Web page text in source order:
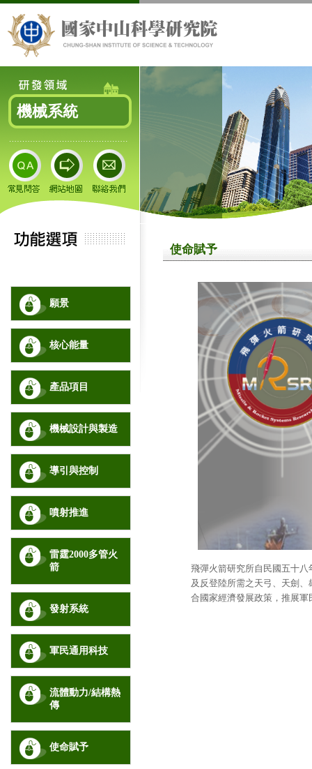
機械系統
願景
核心能量
產品項目
機械設計與製造
導引與控制
噴射推進
雷霆2000多管火
箭
發射系統
軍民通用科技
流體動力/結構熱
傳
使命賦予
使命賦予
飛彈火箭研究所自民國五十
及反登陸所需之天弓、天劍
合國家經濟發展政策，推展